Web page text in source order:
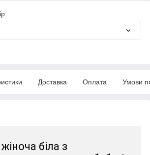
Доставка Оплата Умови
біла з